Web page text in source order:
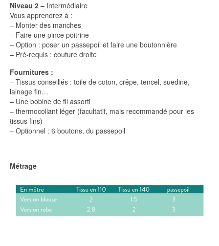
Niveau 2 – Intermédiaire
Vous apprendrez à :
– Monter des manches
– Faire une pince poitrine
– Option : poser un passepoil et faire une boutonnière
– Pré-requis : couture droite
Fournitures :
– Tissus conseillés : toile de coton, crêpe, tencel, suedine,
lainage fin…
– Une bobine de fil assorti
– thermocollant léger (facultatif, mais recommandé pour les
tissus fins)
– Optionnel : 6 boutons, du passepoil
Métrage